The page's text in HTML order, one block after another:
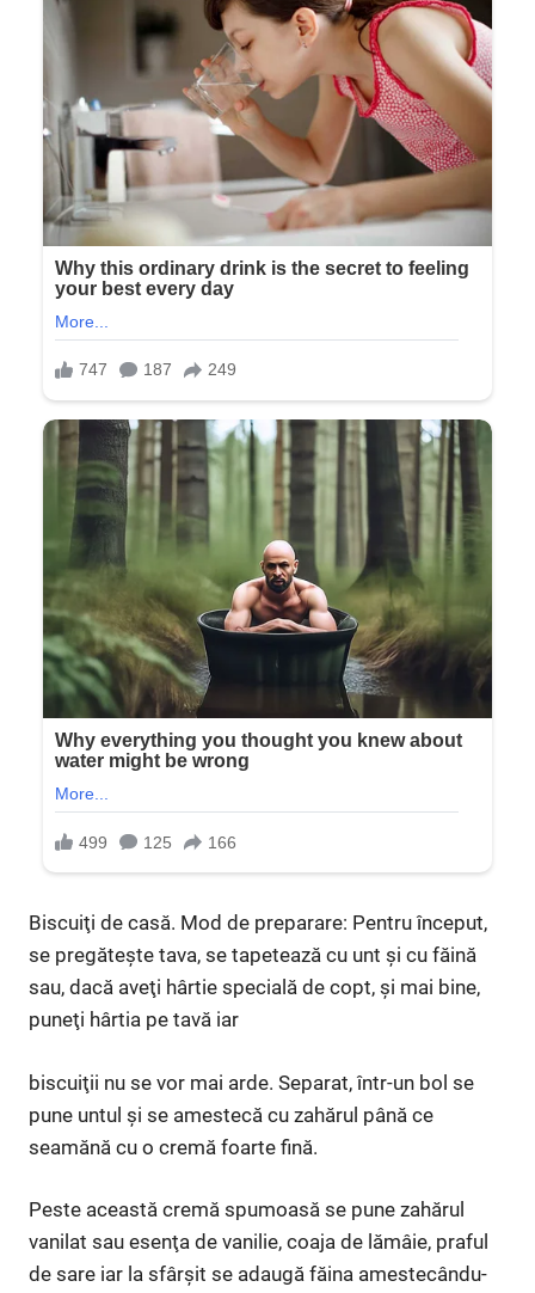
Biscuiţi de casă. Mod de preparare: Pentru început,
se pregăteşte tava, se tapetează cu unt şi cu făină
sau, dacă aveţi hârtie specială de copt, şi mai bine,
puneţi hârtia pe tavă iar
biscuiţii nu se vor mai arde. Separat, într-un bol se
pune untul şi se amestecă cu zahărul până ce
seamănă cu o cremă foarte fină.
Peste această cremă spumoasă se pune zahărul
vanilat sau esenţa de vanilie, coaja de lămâie, praful
de sare iar la sfârşit se adaugă făina amestecându-